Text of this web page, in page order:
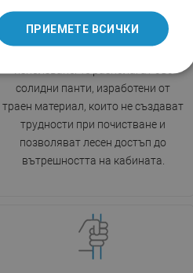
Клатещите се врати позволяват
солидни панти, изработени от
траен материал, които не създават
трудности при почистване и
позволяват лесен достъп до
вътрешността на кабината.
LITHUANIAN
ROMANIAN
ITALIAN
SPANISH
ПРИЕМЕТЕ ВСИЧКИ